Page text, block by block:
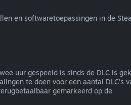
en softwaretoepassingen in de
uur gespeeld is sinds de DLC is
te doen voor een aantal DLC's
gemarkeerd op de